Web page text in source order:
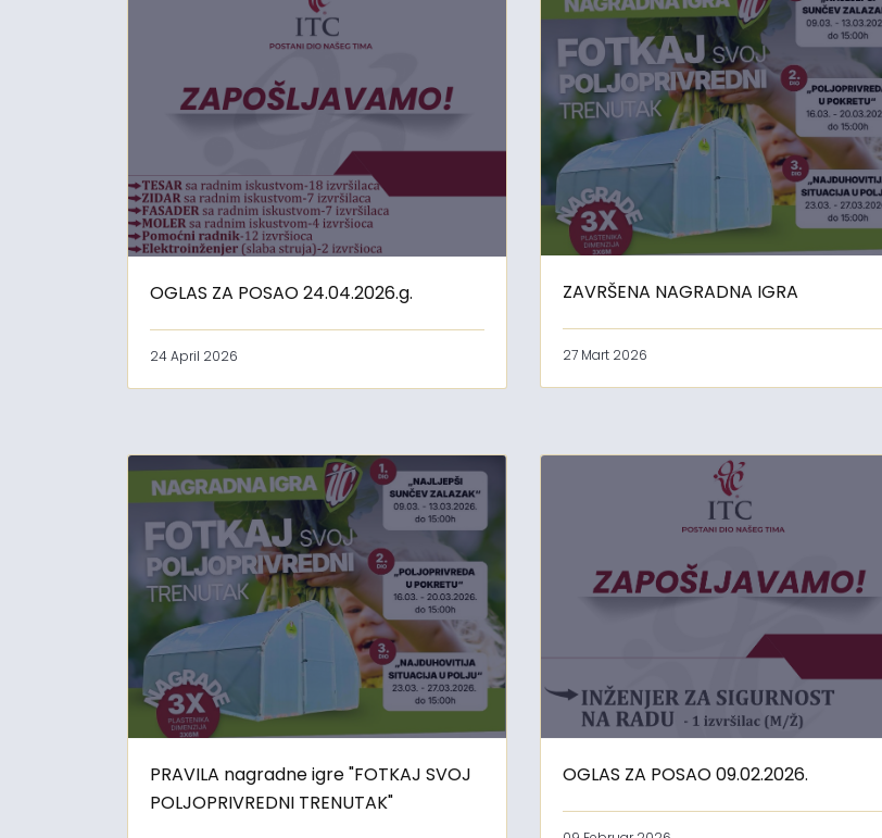
OGLAS ZA POSAO 24.04.2026.g.
24 April 2026
ZAVRŠENA NAGRADNA IGRA
27 Mart 2026
PRAVILA nagradne igre "FOTKAJ SVOJ
POLJOPRIVREDNI TRENUTAK"
OGLAS ZA POSAO 09.02.2026.